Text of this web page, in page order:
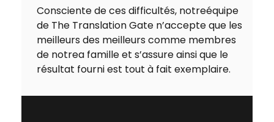
Consciente de ces difficultés, notreéquipe
de The Translation Gate n’accepte que les
meilleurs des meilleurs comme membres
de notrea famille et s’assure ainsi que le
résultat fourni est tout à fait exemplaire.